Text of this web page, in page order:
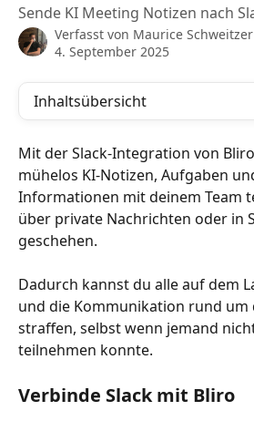
Sende KI Meeting Notizen nach
Verfasst von Maurice Schweitzer
4. September 2025
Inhaltsübersicht
Mit der Slack-Integration von
mühelos KI-Notizen, Aufgaben
Informationen mit deinem Team
über private Nachrichten oder in
geschehen.
Dadurch kannst du alle auf dem
und die Kommunikation rund um
straffen, selbst wenn jemand
teilnehmen konnte.
Verbinde Slack mit Bliro